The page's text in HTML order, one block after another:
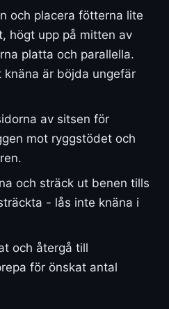
och placera fötterna lite
högt upp på mitten av
platta och parallella.
är böjda ungefär
av sitsen för
mot ryggstödet och
och sträck ut benen tills
- lås inte knäna i
och återgå till
för önskat antal